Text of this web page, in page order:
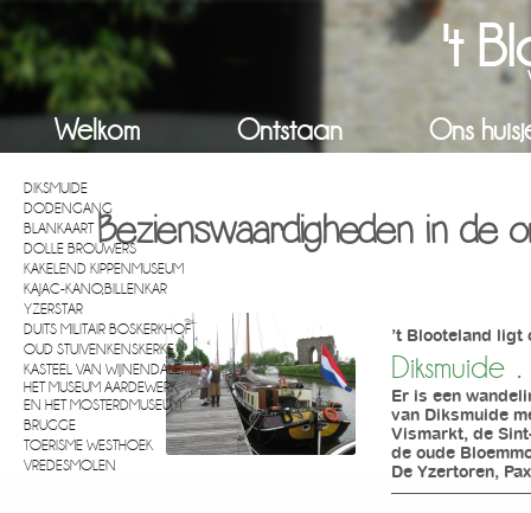
't
Welkom Ontstaan Ons
DIKSMUIDE
DODENGANG
BLANKAART
DOLLE BROUWERS
KAKELEND KIPPENMUSEUM
KAJAC-KANO,BILLENKAR
YZERSTAR
DUITS MILITAIR BOSKERKHOF
OUD STUIVENKENSKERKE
KASTEEL VAN WIJNENDALE,
HET MUSEUM AARDEWERK
EN HET MOSTERDMUSEUM
BRUGGE
TOERISME WESTHOEK
VREDESMOLEN
Bezienswaardigheden in de
’t Blooteland ligt
Diksmuide
.
Er is een
van Diksmuide
Vismarkt, de
de oude
De Yzertoren,